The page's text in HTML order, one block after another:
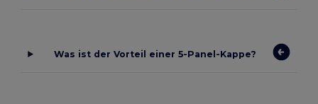
Was ist der Vorteil einer 5-Panel-Kappe?